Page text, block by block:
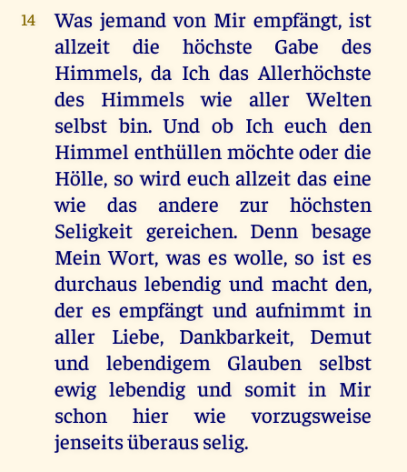
14
Was jemand von Mir empfängt, ist
allzeit die höchste Gabe des
Himmels, da Ich das Allerhöchste
des Himmels wie aller Welten
selbst bin. Und ob Ich euch den
Himmel enthüllen möchte oder die
Hölle, so wird euch allzeit das eine
wie das andere zur höchsten
Seligkeit gereichen. Denn besage
Mein Wort, was es wolle, so ist es
durchaus lebendig und macht den,
der es empfängt und aufnimmt in
aller Liebe, Dankbarkeit, Demut
und lebendigem Glauben selbst
ewig lebendig und somit in Mir
schon hier wie vorzugsweise
jenseits überaus selig.